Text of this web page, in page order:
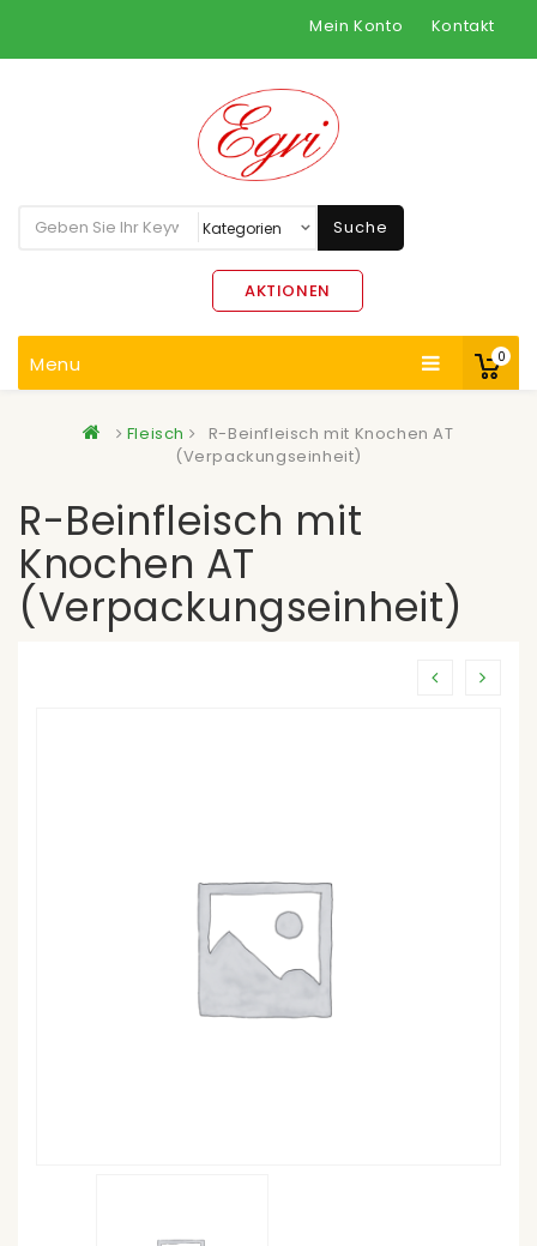
Mein Konto Kontakt
0
Suche
AKTIONEN
Menu
Fleisch
R-Beinfleisch mit Knochen AT
(Verpackungseinheit)
R-Beinfleisch mit
Knochen AT
(Verpackungseinheit)